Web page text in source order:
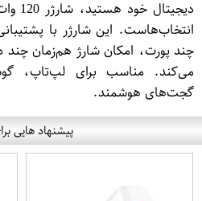
انتخاب‌هاست. این شارژر با
چند پورت، امکان شارژ هم‌زمان چند
می‌کند. مناسب برای لپ‌تاپ،
گجت‌های هوشمند.
پیشنهاد هایی